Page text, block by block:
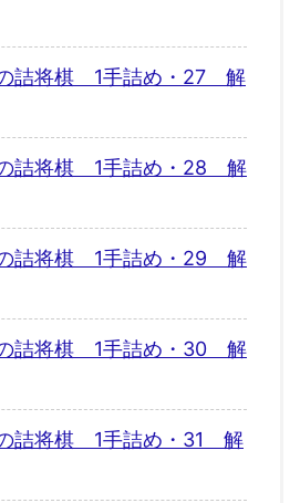
詰将棋 1手詰め・27 解
詰将棋 1手詰め・28 解
詰将棋 1手詰め・29 解
詰将棋 1手詰め・30 解
詰将棋 1手詰め・31 解